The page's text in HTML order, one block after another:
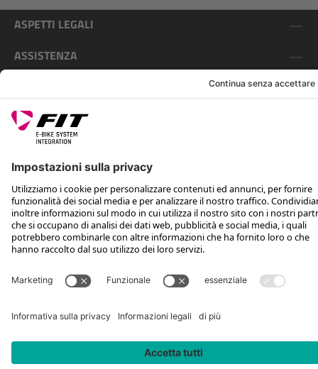
ASPETTI LEGALI
ASSISTENZA
SEGUICI SU
*Prezzo al dettaglio consigliato IVA inclusa più spese di spedizione e TSA